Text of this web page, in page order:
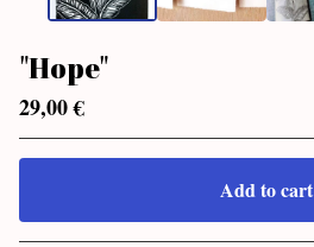
"Hope"
29,00€
Add to cart